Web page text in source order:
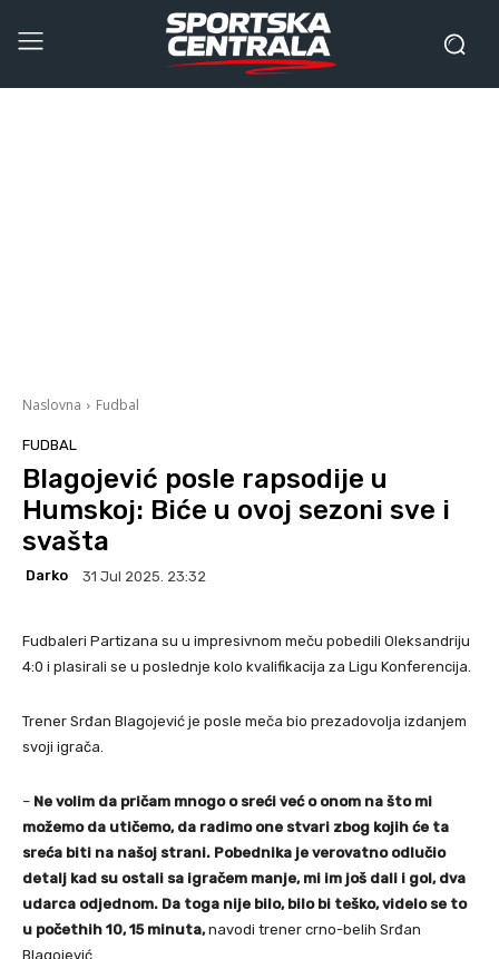
Naslovna Fudbal
FUDBAL
Blagojević posle rapsodije u
Humskoj: Biće u ovoj sezoni sve i
svašta
Darko 31 Jul 2025. 23:32
Fudbaleri Partizana su u impresivnom meču pobedili Oleksandriju
4:0 i plasirali se u poslednje kolo kvalifikacija za Ligu Konferencija.
Trener Srđan Blagojević je posle meča bio prezadovolja izdanjem
svoji igrača.
– Ne volim da pričam mnogo o sreći već o onom na što mi
možemo da utičemo, da radimo one stvari zbog kojih će ta
sreća biti na našoj strani. Pobednika je verovatno odlučio
detalj kad su ostali sa igračem manje, mi im još dali i gol, dva
udarca odjednom. Da toga nije bilo, bilo bi teško, videlo se to
u počethih 10, 15 minuta,navodi trener crno-belih Srđan
Blagojević.